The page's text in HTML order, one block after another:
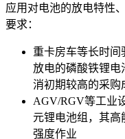
应用对电池的放电特性
要求：
重卡房车等长时
放电的磷酸铁锂电
消初期较高的采购
AGV/RGV等工业
元锂电池组，其高
强度作业